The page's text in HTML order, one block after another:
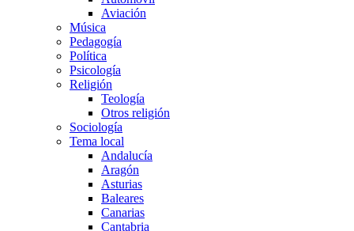
Aviación
Música
Pedagogía
Política
Psicología
Religión
Teología
Otros religión
Sociología
Tema local
Andalucía
Aragón
Asturias
Baleares
Canarias
Cantabria